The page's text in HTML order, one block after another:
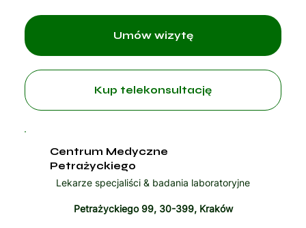
Kup telekonsultację
Centrum Medyczne
Petrażyckiego
Lekarze specjaliści & badania laboratoryjne
Petrażyckiego 99, 30-399, Kraków
Umów wizytę